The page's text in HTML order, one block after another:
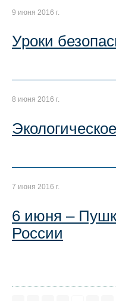
9 июня 2016 г.
Уроки
8 июня 2016 г.
7 июня 2016 г.
6 июня –
России